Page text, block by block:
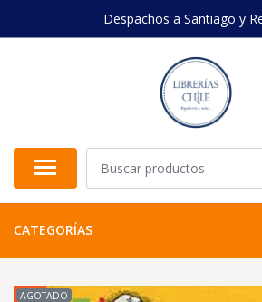
Despachos a Santiago y
CATEGORÍAS
AGOTADO